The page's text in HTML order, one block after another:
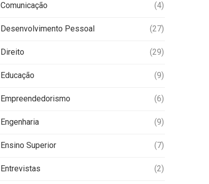
Comunicação (4)
Desenvolvimento Pessoal (27)
Direito (29)
Educação (9)
Empreendedorismo (6)
Engenharia (9)
Ensino Superior (7)
Entrevistas (2)